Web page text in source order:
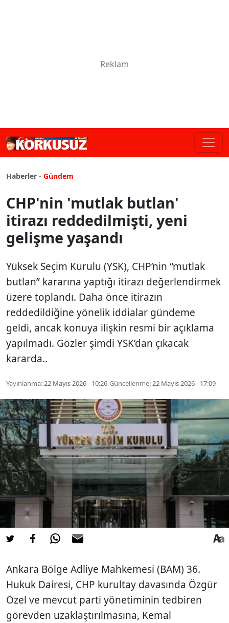
Haberler - Gündem
CHP'nin 'mutlak butlan'
itirazı reddedilmişti, yeni
gelişme yaşandı
Yüksek Seçim Kurulu (YSK), CHP’nin “mutlak
butlan” kararına yaptığı itirazı değerlendirmek
üzere toplandı. Daha önce itirazın
reddedildiğine yönelik iddialar gündeme
geldi, ancak konuya ilişkin resmi bir açıklama
yapılmadı. Gözler şimdi YSK’dan çıkacak
kararda..
Yayınlanma:22 Mayıs 2026 - 10:26 Güncellenme:22 Mayıs 2026 - 17:09
Ankara Bölge Adliye Mahkemesi (BAM) 36.
Hukuk Dairesi, CHP kurultay davasında Özgür
Özel ve mevcut parti yönetiminin tedbiren
görevden uzaklaştırılmasına, Kemal